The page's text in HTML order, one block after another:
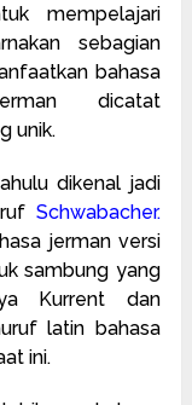
mempelajari
sebagian
bahasa
dicatat
unik.
dikenal jadi
Schwabacher.
jerman versi
sambung yang
Kurrent dan
latin bahasa
ini.